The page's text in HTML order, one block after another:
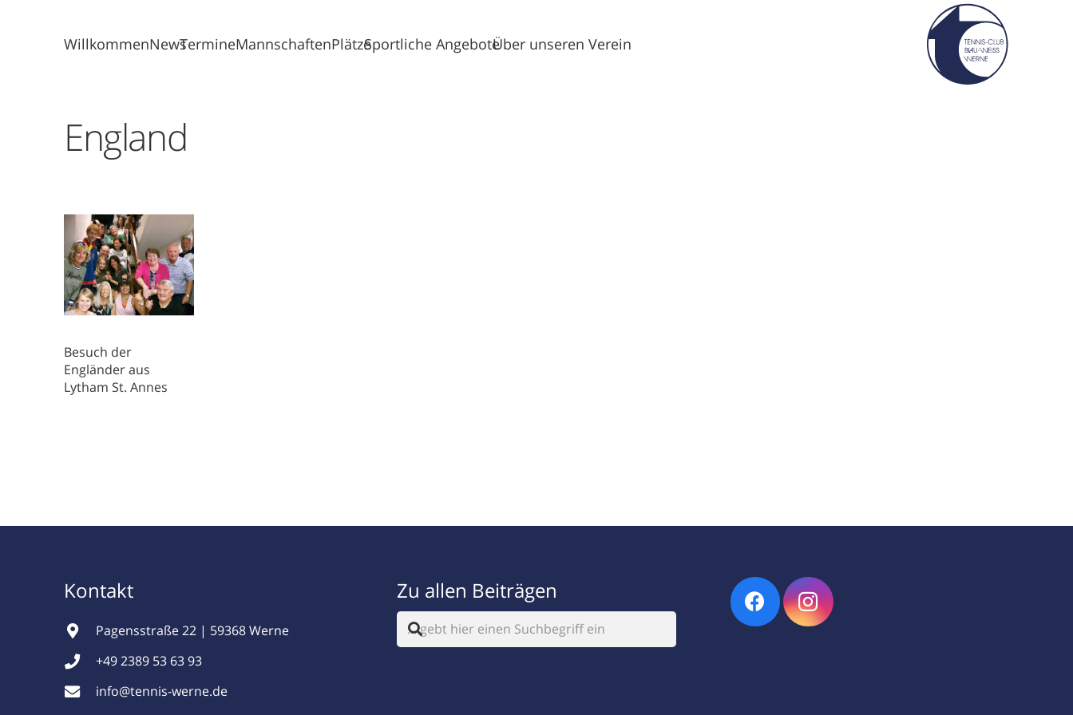
WillkommenNewsTermineMannschaftenPlätzeSportliche AngeboteÜber unseren Verein
England
Besuch der
Engländer aus
Lytham St. Annes
Kontakt
Pagensstraße 22 | 59368 Werne
+49 2389 53 63 93
info@tennis-werne.de
Zu allen Beiträgen